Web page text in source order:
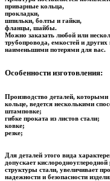
приварные кольца,
прокладки,
шпильки, болты и гайки,
фланцы, шайбы.
Можно заказать любой или
трубопровода, емкостей и
наименьшими потерями для вас.
Особенности изготовления:
Производство деталей,
кольце, ведется несколькими
штамповке;
гибке проката из листов стали;
ковке;
резке;
Для деталей этого вида
допускает
структуры стали, увеличивает
надежности и безопасности